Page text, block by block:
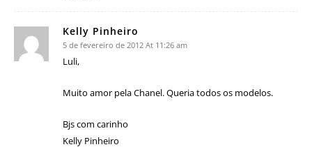
Kelly Pinheiro
5 de fevereiro de 2012 At 11:26 am
Luli,
Muito amor pela Chanel. Queria todos os modelos.
Bjs com carinho
Kelly Pinheiro